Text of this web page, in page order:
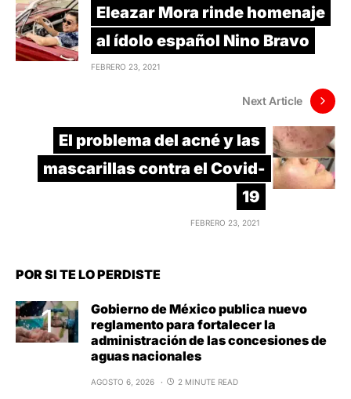
Eleazar Mora rinde homenaje
al ídolo español Nino Bravo
FEBRERO 23, 2021
Next Article
El problema del acné y las
mascarillas contra el Covid-
19
FEBRERO 23, 2021
POR SI TE LO PERDISTE
Gobierno de México publica nuevo
reglamento para fortalecer la
administración de las concesiones de
aguas nacionales
AGOSTO 6, 2026 2 MINUTE READ